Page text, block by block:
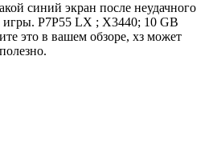
синий экран после неудачного
игры. P7P55 LX ; X3440; 10 GB
это в вашем обзоре, хз может